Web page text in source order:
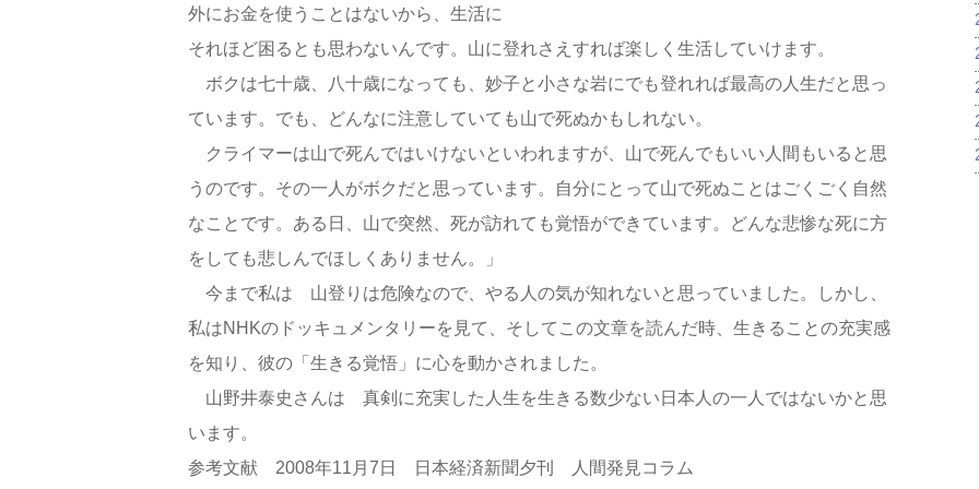
外にお金を使うことはないから、生活に
それほど困るとも思わないんです。山に登れさえすれば楽しく生活していけます。
ボクは七十歳、八十歳になっても、妙子と小さな岩にでも登れれば最高の人生だと思っ
ています。でも、どんなに注意していても山で死ぬかもしれない。
クライマーは山で死んではいけないといわれますが、山で死んでもいい人間もいると思
うのです。その一人がボクだと思っています。自分にとって山で死ぬことはごくごく自然
なことです。ある日、山で突然、死が訪れても覚悟ができています。どんな悲惨な死に方
をしても悲しんでほしくありません。」
今まで私は 山登りは危険なので、やる人の気が知れないと思っていました。しかし、
私はNHKのドッキュメンタリーを見て、そしてこの文章を読んだ時、生きることの充実感
を知り、彼の「生きる覚悟」に心を動かされました。
山野井泰史さんは 真剣に充実した人生を生きる数少ない日本人の一人ではないかと思
います。
参考文献 2008年11月7日 日本経済新聞夕刊 人間発見コラム